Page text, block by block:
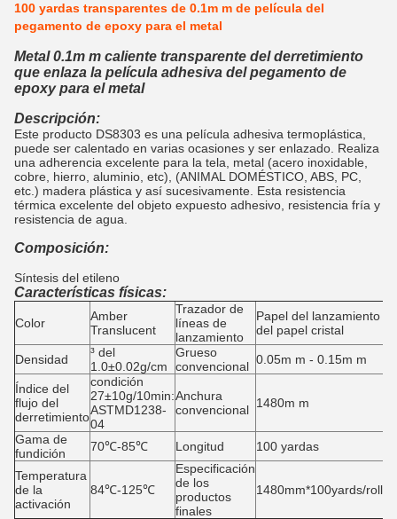
100 yardas transparentes de 0.1m m de película del
pegamento de epoxy para el metal
Metal 0.1m m caliente transparente del derretimiento
que enlaza la película adhesiva del pegamento de
epoxy para el metal
Descripción:
Este producto DS8303 es una película adhesiva termoplástica,
puede ser calentado en varias ocasiones y ser enlazado. Realiza
una adherencia excelente para la tela, metal (acero inoxidable,
cobre, hierro, aluminio, etc), (ANIMAL DOMÉSTICO, ABS, PC,
etc.) madera plástica y así sucesivamente. Esta resistencia
térmica excelente del objeto expuesto adhesivo, resistencia fría y
resistencia de agua.
Composición:
Síntesis del etileno
Características físicas:
Color
Amber
Translucent
Trazador de
líneas de
lanzamiento
Papel del lanzamiento
del papel cristal
Densidad
³ del
1.0±0.02g/cm
Grueso
convencional 0.05m m - 0.15m m
Índice del
flujo del
derretimiento
condición
27±10g/10min:
ASTMD1238-
04
Anchura
convencional 1480m m
Gama de
fundición
70℃-85℃ Longitud 100 yardas
Temperatura
de la
activación
84℃-125℃
Especificación
de los
productos
finales
1480mm*100yards/roll